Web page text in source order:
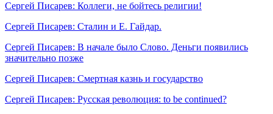
Сергей Писарев: Коллеги, не бойтесь религии!
Сергей Писарев: Сталин и Е. Гайдар.
Сергей Писарев: В начале было Слово. Деньги появились
значительно позже
Сергей Писарев: Смертная казнь и государство
Сергей Писарев: Русская революция: to be continued?